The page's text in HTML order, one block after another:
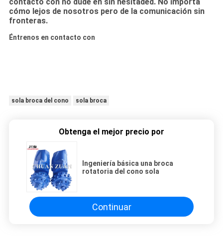
contacto con no dude en sin hesitaded. No importa
cómo lejos de nosotros pero de la comunicación sin
fronteras.
Éntrenos en contacto con
sola broca del cono sola broca
Obtenga el mejor precio por
Ingeniería básica una broca
rotatoria del cono sola
Continuar